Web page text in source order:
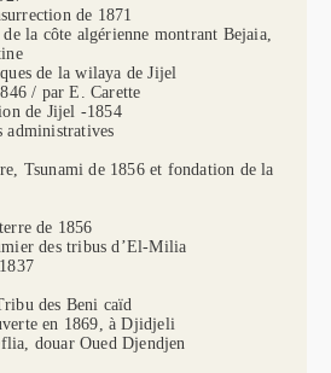
de 1871
la côte algérienne montrant Bejaia,
de la wilaya de Jijel
/ par E. Carette
de Jijel -1854
Tsunami de 1856 et fondation de la
de 1856
des tribus d’El-Milia
des Beni caïd
en 1869, à Djidjeli
douar Oued Djendjen